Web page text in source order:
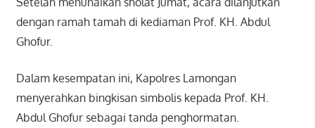
dengan ramah tamah di kediaman Prof. KH. Abdul
Ghofur.
Dalam kesempatan ini, Kapolres Lamongan
menyerahkan bingkisan simbolis kepada Prof. KH.
Abdul Ghofur sebagai tanda penghormatan.